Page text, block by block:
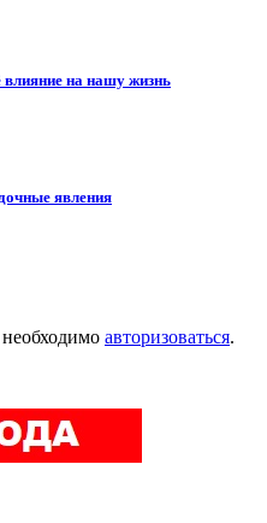
на нашу жизнь
явления
авторизоваться.